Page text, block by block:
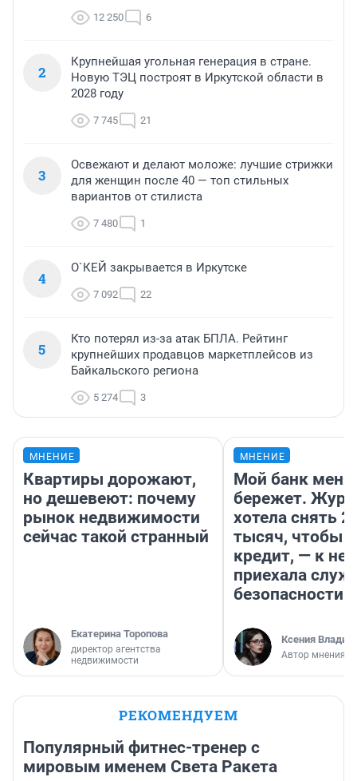
12 250 6
2
Крупнейшая угольная генерация в стране.
Новую ТЭЦ построят в Иркутской области в
2028 году
7 745 21
3
Освежают и делают моложе: лучшие стрижки
для женщин после 40 — топ стильных
вариантов от стилиста
7 480 1
4
О`КЕЙ закрывается в Иркутске
7 092 22
5
Кто потерял из-за атак БПЛА. Рейтинг
крупнейших продавцов маркетплейсов из
Байкальского региона
5 274 3
МНЕНИЕ
Квартиры дорожают,
но дешевеют: почему
рынок недвижимости
сейчас такой странный
Екатерина Торопова
директор агентства
недвижимости
МНЕНИЕ
Мой банк меня
бережет.
хотела снять
тысяч, чтобы
кредит, — к
приехала
безопасности
Ксения
Автор мнения
РЕКОМЕНДУЕМ
Популярный фитнес-тренер с
мировым именем Света Ракета